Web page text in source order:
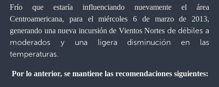
Frío que estaría influenciando nuevamente el área
Centroamericana, para el miércoles 6 de marzo de 2013,
generando una nueva incursión de Vientos Nortes de débiles a
moderados y una ligera disminución en las
temperaturas.
Por lo anterior, se mantiene las recomendaciones siguientes: